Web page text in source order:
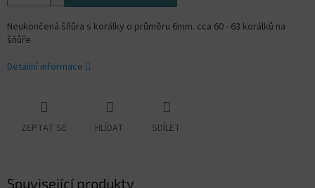
Neukončená šňůra s korálky o průměru 6mm. cca 60 - 63 korálků na
šňůře
Detailní informace
ZEPTAT SE HLÍDAT SDÍLET
Související produkty